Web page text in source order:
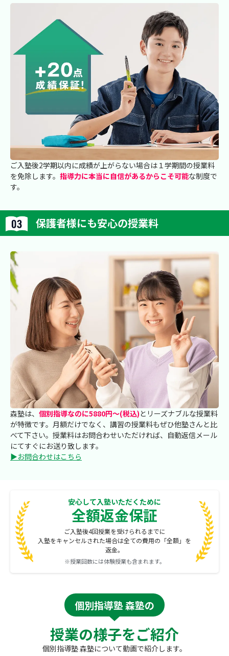
ご入塾後2学期以内に成績が上がらない場合は１学期間の授業料
を免除します。 指導力に本当に自信があるからこそ可能な制度で
す。
保護者様にも安心の授業料
森塾は、 個別指導なのに5880円～(税込)とリーズナブルな授業料
が特徴です。月額だけでなく、講習の授業料もぜひ他塾さんと比
べて下さい。授業料はお問合わせいただければ、自動返信メール
にてすぐにお送り致します。
▶お問合わせはこちら
安心して入塾いただくために
全額返金保証
ご入塾後4回授業を受けられるまでに
入塾をキャンセルされた場合は全ての費用の「全額」を
返金。
※授業回数には体験授業も含まれます。
個別指導塾 森塾の
授業の様子をご紹介
個別指導塾 森塾について動画で紹介します。